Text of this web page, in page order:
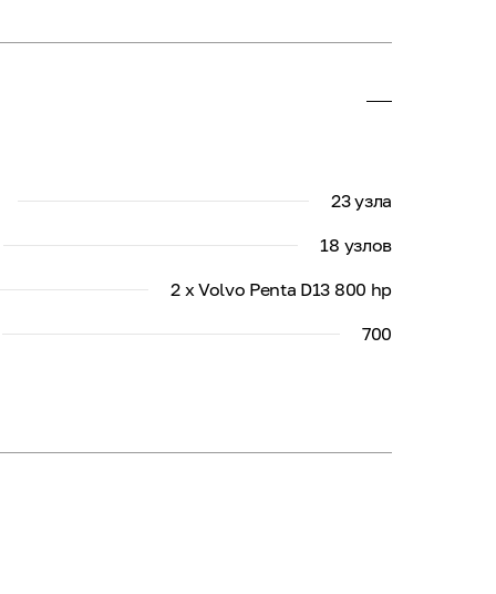
23 узла
18 узлов
2 x Volvo Penta D13 800 hp
700